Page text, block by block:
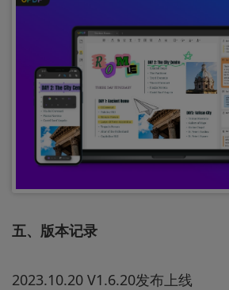
五、版本记录
2023.10.20 V1.6.20发布上线